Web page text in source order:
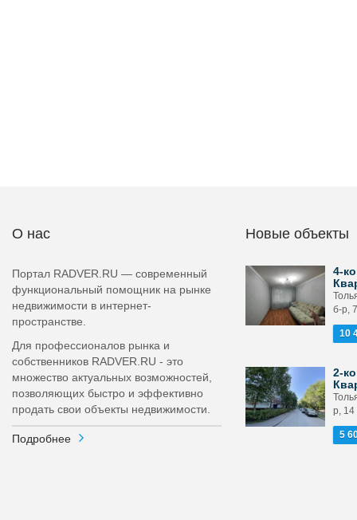
О нас
Портал RADVER.RU — современный
функциональный помощник на рынке
недвижимости в интернет-
пространстве.
Для профессионалов рынка и
собственников RADVER.RU - это
множество актуальных возможностей,
позволяющих быстро и эффективно
продать свои объекты недвижимости.
Подробнее
Новые объекты
4-
б-р, 7
10
2-
р, 14
5